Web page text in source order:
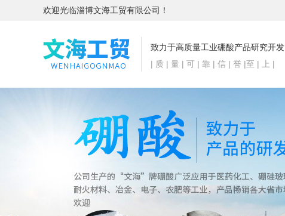
欢迎光临淄博文海工贸有限公司！
致力于高质量工业硼酸产品研究开发
| 质 | 量 | 可 | 靠 | 信 | 誉 |至 | 上 |